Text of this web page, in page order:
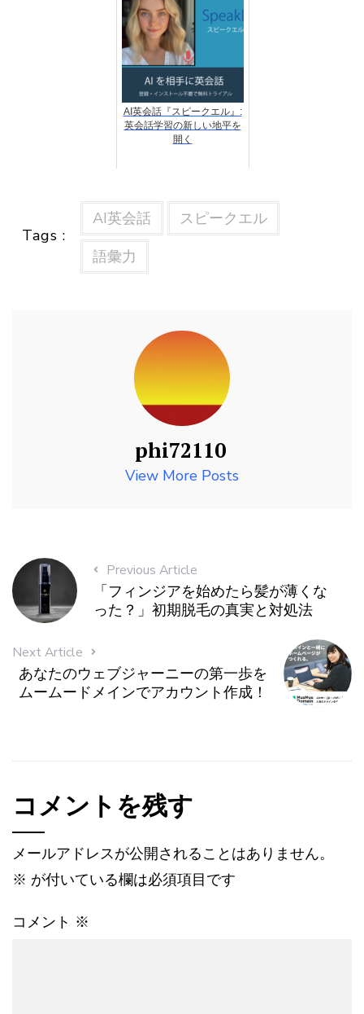
AI英会話『スピークエル』:
英会話学習の新しい地平を
開く
Tags :
AI英会話
スピークエル
語彙力
phi72110
View More Posts
Previous Article
「フィンジアを始めたら髪が薄くな
った？」初期脱毛の真実と対処法
Next Article
あなたのウェブジャーニーの第一歩を
ムームードメインでアカウント作成！
コメントを残す
メールアドレスが公開されることはありません。
※ が付いている欄は必須項目です
コメント ※